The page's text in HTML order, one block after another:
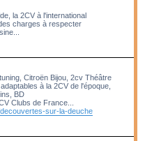
la 2CV à l'international
charges à respecter
Citroën Bijou, 2cv Théâtre
à la 2CV de l'époque,
BD
Clubs de France...
sur-la-deuche